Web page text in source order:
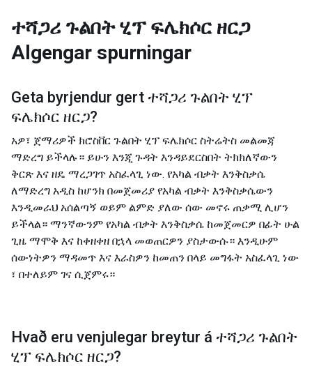
ተሻጋሪ ጉልበት ሂፕ ፍሌክሶር ዘርጋ
Algengar spurningar
Geta byrjendur gert ተሻጋሪ ጉልበት ሂፕ
ፍሌክሶር ዘርጋ?
አዎ፣ ጀማሪዎች ክሮስቨር ጉልበት ሂፕ ፍሌክሶር ስትሬትስ መልመጃ
ማድረግ ይችላሉ። ይሁን እንጂ ጉዳት እንዳይደርስበት ትክክለኛውን
ቅርጽ እና ዘዴ ማረጋገጥ አስፈላጊ ነው. የአካል ብቃት እንቅስቃሴ
ለማድረግ አዲስ ከሆንክ በመጀመሪያ የአካል ብቃት እንቅስቃሴውን
እንዲመራህ አሰልጣኝ ወይም ልምድ ያለው ሰው መኖሩ ጠቃሚ ሊሆን
ይችላል። ማንኛውንም የአካል ብቃት እንቅስቃሴ ከመጀመርዎ በፊት ሁል
ጊዜ ማሞቅ እና ከቀዘቀዘ በኋላ መወጠርዎን ያስታውሱ። እንዲሁም
ሰውነትዎን ማዳመጥ እና እራስዎን ከመጠን በላይ መግፋት አስፈላጊ ነው
፣ በተለይም ገና ሲጀምሩ።
Hvað eru venjulegar breytur á ተሻጋሪ ጉልበት
ሂፕ ፍሌክሶር ዘርጋ?